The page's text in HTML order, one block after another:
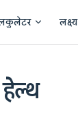
लक्ष्य